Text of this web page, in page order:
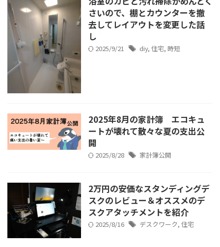
さいので、棚とカウンターを撤
去してレイアウトを変更した話
し
2025/9/21 diy, 住宅, 時短
2025年8月の家計簿 エコキュ
ートが壊れて散々な夏の支出公
開
2025/8/28 家計簿公開
2万円の安価なスタンディングデ
スクのレビュー＆オススメのデ
スクアタッチメントを紹介
2025/8/16 デスクワーク, 住宅